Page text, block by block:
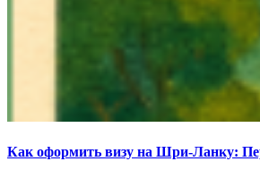
Как оформить визу на Шри-Ланку: